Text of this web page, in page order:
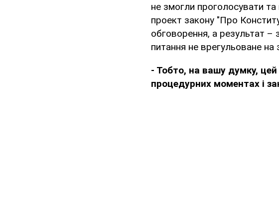
не змогли проголосувати
проект закону "Про
обговорення, а результат –
питання не врегульоване на
- Тобто, на вашу думку,
процедурних моментах і